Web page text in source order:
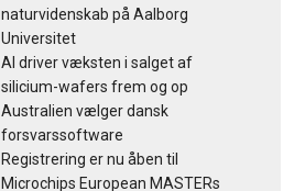
naturvidenskab på Aalborg
Universitet
AI driver væksten i salget af
silicium-wafers frem og op
Australien vælger dansk
forsvarssoftware
Registrering er nu åben til
Microchips European MASTERs